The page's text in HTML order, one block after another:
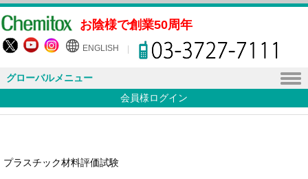
お陰様で創業50周年
ENGLISH
グローバルメニュー
会員様ログイン
プラスチック材料評価試験